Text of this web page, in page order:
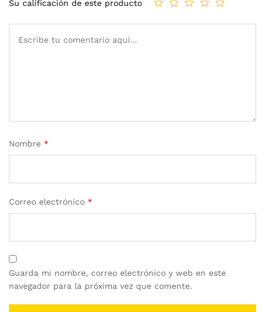
Su calificación de este producto
Nombre *
Correo electrónico *
Guarda mi nombre, correo electrónico y web en este
navegador para la próxima vez que comente.